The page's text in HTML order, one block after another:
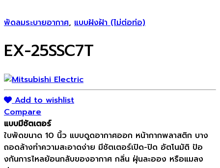
พัดลมระบายอากาศ, แบบฝังฝ้า (ไม่ต่อท่อ)
EX-25SSC7T
Add to wishlist
Compare
แบบมีชัตเตอร์
ใบพัดขนาด 10 นิ้ว แบบดูดอากาศออก หน้ากากพลาสติก บาง
ถอดล้างทำความสะอาดง่าย มีชัตเตอร์เปิด-ปิด อัตโนมัติ ปัอ
งกันการไหลย้อนกลับของอากาศ กลิ่น ฝุ่นละออง หรือแมลง